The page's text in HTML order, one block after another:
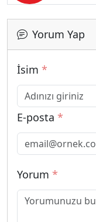
Yorum Yap
İsim *
E-posta *
Yorum *